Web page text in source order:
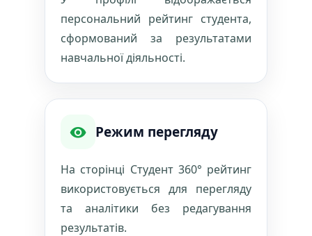
персональний рейтинг студента,
сформований за результатами
навчальної діяльності.
Режим перегляду
На сторінці Студент 360° рейтинг
використовується для перегляду
та аналітики без редагування
результатів.